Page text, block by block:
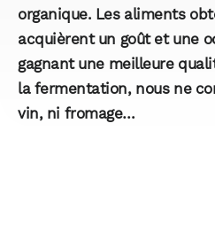
organique. Les aliments
acquièrent un goût et une
gagnant une meilleure
la fermentation, nous ne
vin, ni fromage…